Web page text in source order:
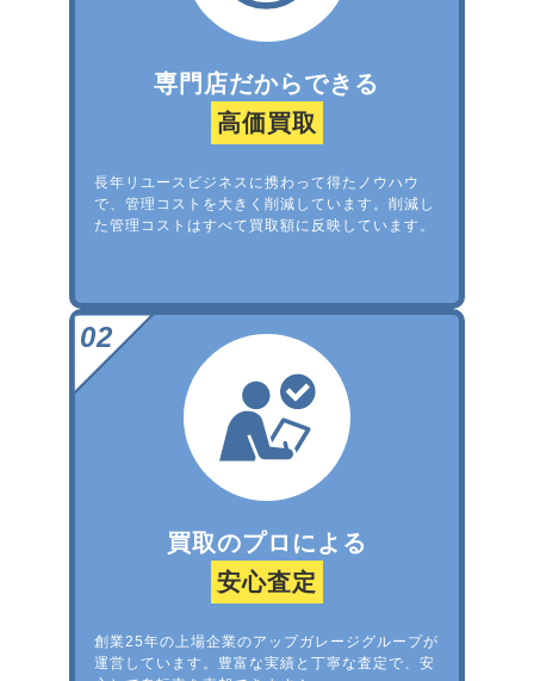
専門店だからできる
高価買取
長年リユースビジネスに携わって得たノウハウ
で、管理コストを大きく削減しています。削減し
た管理コストはすべて買取額に反映しています。
買取のプロによる
安心査定
創業25年の上場企業のアップガレージグループが
運営しています。豊富な実績と丁寧な査定で、安